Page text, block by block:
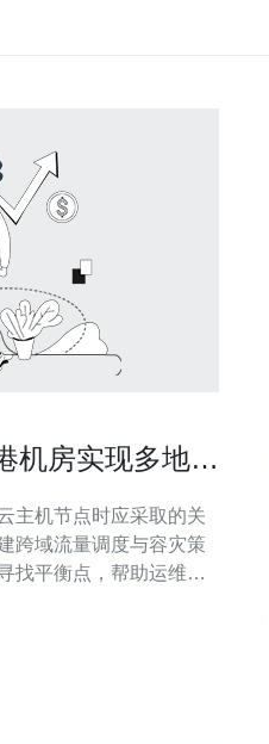
机房实现多地区
主机节点时应采取的关
跨域流量调度与容灾策
找平衡点，帮助运维或
？ 当用户分布在亚太